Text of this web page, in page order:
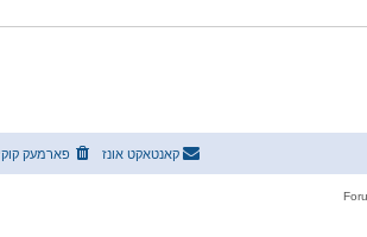
פארמעק קאנטאקט אונז